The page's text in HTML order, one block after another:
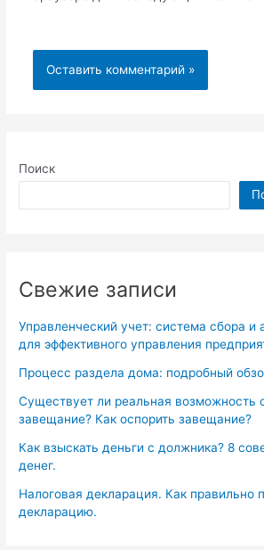
Поиск
Свежие записи
Управленческий учет: система сбора и
для эффективного управления
Процесс раздела дома: подробный
Существует ли реальная возможность
завещание? Как оспорить завещание?
Как взыскать деньги с должника? 8
денег.
Налоговая декларация. Как правильно
декларацию.